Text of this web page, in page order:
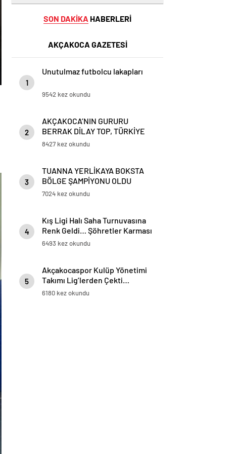
SON DAKİKA HABERLERİ
AKÇAKOCA GAZETESİ
1
Unutulmaz futbolcu lakapları
9542 kez okundu
2
AKÇAKOCA’NIN GURURU
BERRAK DİLAY TOP, TÜRKİYE
ŞAMPİYONU OLDU
8427 kez okundu
3
TUANNA YERLİKAYA BOKSTA
BÖLGE ŞAMPİYONU OLDU
7024 kez okundu
4
Kış Ligi Halı Saha Turnuvasına
Renk Geldi… Şöhretler Karması
Oldukça İddialı
6493 kez okundu
5
Akçakocaspor Kulüp Yönetimi
Takımı Lig’lerden Çekti…
Taraftarın Tepkisi Büyük
6180 kez okundu